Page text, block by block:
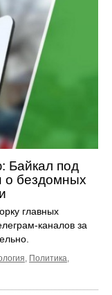
Байкал под
о бездомных
главных
каналов за
, Политика,